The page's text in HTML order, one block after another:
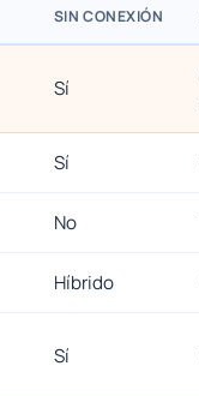
SIN CONEXIÓN
Sí
Sí
No
Híbrido
Sí